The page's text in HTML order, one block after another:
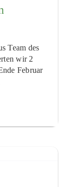
Team des
wir 2
Februar